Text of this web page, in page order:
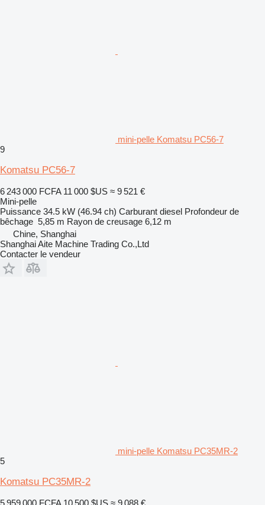
mini-pelle Komatsu PC56-7
9
Komatsu PC56-7
6 243 000 FCFA 11 000 $US ≈ 9 521 €
Mini-pelle
Puissance 34.5 kW (46.94 ch) Carburant diesel Profondeur de
bêchage 5,85 m Rayon de creusage 6,12 m
Chine, Shanghai
Shanghai Aite Machine Trading Co.,Ltd
Contacter le vendeur
mini-pelle Komatsu PC35MR-2
5
Komatsu PC35MR-2
5 959 000 FCFA 10 500 $US ≈ 9 088 €